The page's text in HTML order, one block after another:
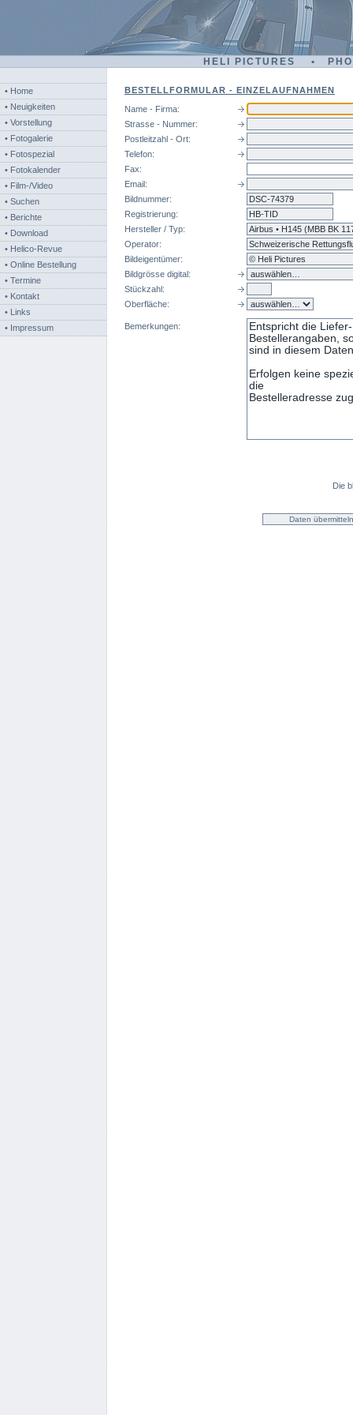
HELI PICTURES •
• Home
• Neuigkeiten
• Vorstellung
• Fotogalerie
• Fotospezial
• Fotokalender
• Film-/Video
• Suchen
• Berichte
• Download
• Helico-Revue
• Online Bestellung
• Termine
• Kontakt
• Links
• Impressum
BESTELLFORMULAR - EINZELAUFNAHMEN
Name - Firma:
Strasse - Nummer:
Postleitzahl - Ort:
Telefon:
Fax:
Email:
Bildnummer:
Registrierung:
Hersteller / Typ:
Operator:
Bildeigentümer:
Bildgrösse digital:
Stückzahl:
Oberfläche:
Bemerkungen:
Die